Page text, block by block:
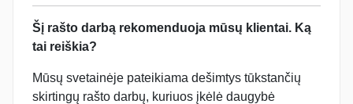
Šį rašto darbą rekomenduoja mūsų klientai. Ką
tai reiškia?
Mūsų svetainėje pateikiama dešimtys tūkstančių
skirtingų rašto darbų, kuriuos įkėlė daugybė